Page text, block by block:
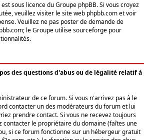
sous licence du Groupe phpBB. Si vous croyez
veuillez visiter le site web phpbb.com et voir
Veuillez ne pas poster de demande de
le Groupe utilise sourceforge pour
des questions d'abus ou de légalité relatif à
de ce forum. Si vous n'arrivez pas à le
contacter un des modérateurs du forum et lui
prendre contact. Si vous ne recevez toujours
contacter le propriétaire du domaine (faîtes une
si ce forum fonctionne sur un hébergeur gratuit